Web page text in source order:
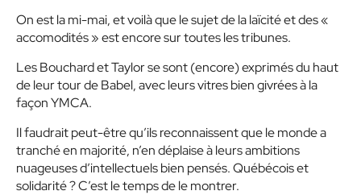
On est la mi-mai, et voilà que le sujet de la laïcité et des «
accomodités » est encore sur toutes les tribunes.
Les Bouchard et Taylor se sont (encore) exprimés du haut
de leur tour de Babel, avec leurs vitres bien givrées à la
façon YMCA.
Il faudrait peut-être qu’ils reconnaissent que le monde a
tranché en majorité, n’en déplaise à leurs ambitions
nuageuses d’intellectuels bien pensés. Québécois et
solidarité ? C’est le temps de le montrer.